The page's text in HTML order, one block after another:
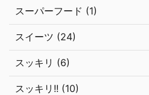
スーパーフード (1)
スイーツ (24)
スッキリ (6)
スッキリ!! (10)